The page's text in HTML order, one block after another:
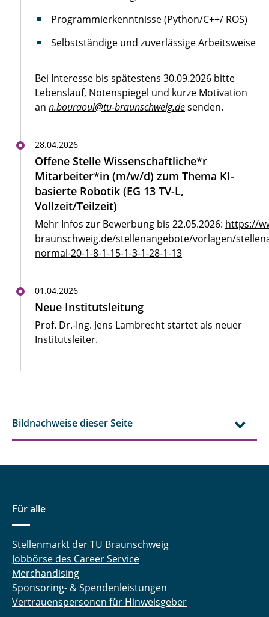
Programmierkenntnisse (Python/C++/ ROS)
Selbstständige und zuverlässige Arbeitsweise
Bei Interesse bis spätestens 30.09.2026 bitte
Lebenslauf, Notenspiegel und kurze Motivation
an n.bouraoui@tu-braunschweig.desenden.
28.04.2026
Offene Stelle Wissenschaftliche*r
Mitarbeiter*in (m/w/d) zum Thema KI-
basierte Robotik (EG 13 TV-L,
Vollzeit/Teilzeit)
Mehr Infos zur Bewerbung bis 22.05.2026: https://
braunschweig.de/stellenangebote/vorlagen/
normal-20-1-8-1-15-1-3-1-28-1-13
01.04.2026
Neue Institutsleitung
Prof. Dr.-Ing. Jens Lambrecht startet als neuer
Institutsleiter.
Bildnachweise dieser Seite
Für alle
Stellenmarkt der TU Braunschweig
Jobbörse des Career Service
Merchandising
Sponsoring- & Spendenleistungen
Vertrauenspersonen für Hinweisgeber